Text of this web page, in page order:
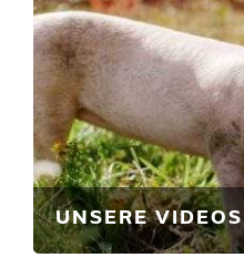
UNSERE VIDEOS